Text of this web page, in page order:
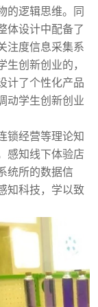
的逻辑思维。同
体设计中配备了
注度信息采集系
创新创业的，
计了个性化产品
动学生创新创业
锁经营等理论知
感知线下体验店
统所的数据信
知科技，学以致